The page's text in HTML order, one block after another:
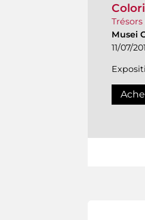
Musei
11/07/